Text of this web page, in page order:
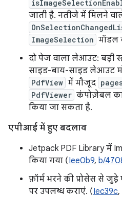
जाती है. नतीजे में मिलने
ImageSelection मॉडल
दो पेज वाला लेआउट: बड़ी
साइड-बाय-साइड लेआउट
PdfView में मौजूद
PdfViewer कंपोज़ेबल
किया जा सकता है.
एपीआई में हुए बदलाव
Jetpack PDF Library में
किया गया (Iee0b9, b/
फ़ॉर्म भरने की प्रोसेस से
पर उपलब्ध कराएं. (Iec39c,